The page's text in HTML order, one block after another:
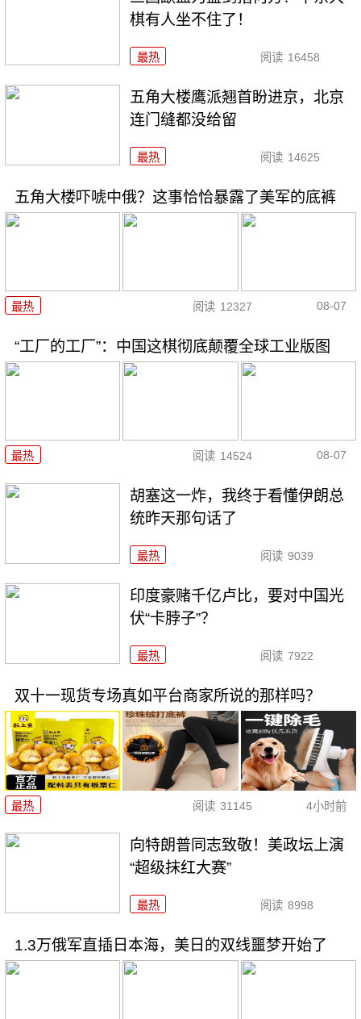
棋有人坐不住了！
最热 阅读 16458
五角大楼鹰派翘首盼进京，北京
连门缝都没给留
最热 阅读 14625
五角大楼吓唬中俄？这事恰恰暴露了美军的底裤
最热 阅读 12327 08-07
“工厂的工厂”：中国这棋彻底颠覆全球工业版图
最热 阅读 14524 08-07
胡塞这一炸，我终于看懂伊朗总
统昨天那句话了
最热 阅读 9039
印度豪赌千亿卢比，要对中国光
伏“卡脖子”？
最热 阅读 7922
双十一现货专场真如平台商家所说的那样吗？
最热 阅读 31145 4小时前
向特朗普同志致敬！美政坛上演
“超级抹红大赛”
最热 阅读 8998
1.3万俄军直插日本海，美日的双线噩梦开始了